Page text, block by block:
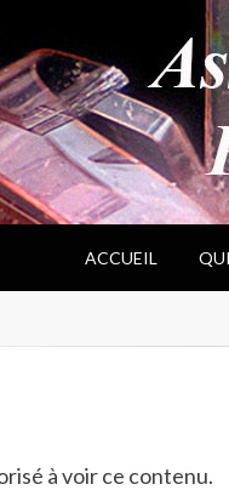
et Fossiles
ACCUEIL
à voir ce contenu.